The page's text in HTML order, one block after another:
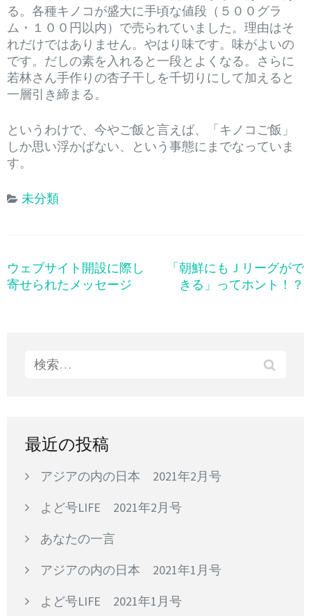
る。各種キノコが盛大に手頃な値段（５００グラ
ム・１００円以内）で売られていました。理由はそ
れだけではありません。やはり味です。味がよいの
です。だしの素を入れると一段とよくなる。さらに
若林さん手作りの杏子干しを千切りにして加えると
一層引き締まる。
というわけで、今やご飯と言えば、「キノコご飯」
しか思い浮かばない、という事態にまでなっていま
す。
未分類
投
ウェブサイト開設に際し
寄せられたメッセージ
「朝鮮にもＪリーグがで
きる」ってホント！？
検
最近の投稿
アジアの内の日本 2021年2月号
よど号LIFE 2021年2月号
あなたの一言
アジアの内の日本 2021年1月号
よど号LIFE 2021年1月号